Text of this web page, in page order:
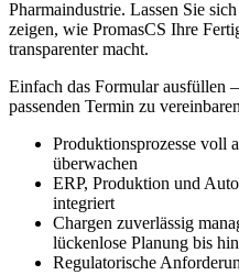
Pharmaindustrie. Lassen Sie
zeigen, wie PromasCS Ihre
transparenter macht.
Einfach das Formular ausfüllen
passenden Termin zu
Produktionsprozesse voll
überwachen
ERP, Produktion und
integriert
Chargen zuverlässig
lückenlose Planung bis
Regulatorische